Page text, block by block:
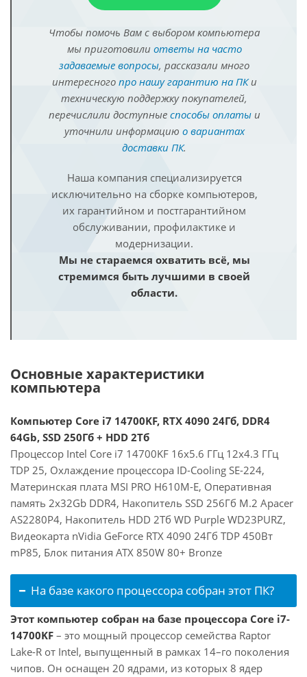
Чтобы помочь Вам с выбором компьютера
мы приготовили ответы на часто
задаваемые вопросы, рассказали много
интересного про нашу гарантию на ПКи
техническую поддержку покупателей,
перечислили доступные способы оплатыи
уточнили информацию о вариантах
доставки ПК.
Наша компания специализируется
исключительно на сборке компьютеров,
их гарантийном и постгарантийном
обслуживании, профилактике и
модернизации.
Мы не стараемся охватить всё, мы
стремимся быть лучшими в своей
области.
Основные характеристики
компьютера
Компьютер Core i7 14700KF, RTX 4090 24Гб, DDR4
64Gb, SSD 250Гб + HDD 2Тб
Процессор Intel Core i7 14700KF 16x5.6 ГГц 12x4.3 ГГц
TDP 25, Охлаждение процессора ID-Cooling SE-224,
Материнская плата MSI PRO H610M-E, Оперативная
память 2x32Gb DDR4, Накопитель SSD 256Гб M.2 Apacer
AS2280P4, Накопитель HDD 2Тб WD Purple WD23PURZ,
Видеокарта nVidia GeForce RTX 4090 24Гб TDP 450Вт
mP85, Блок питания ATX 850W 80+ Bronze
На базе какого процессора собран этот ПК?
Этот компьютер собран на базе процессора Core i7-
14700KF – это мощный процессор семейства Raptor
Lake-R от Intel, выпущенный в рамках 14–го поколения
чипов. Он оснащен 20 ядрами, из которых 8 ядер